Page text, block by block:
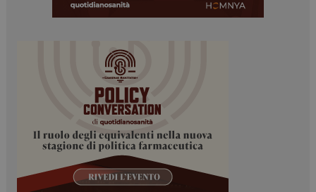
sito web abilitandone funzionalità di base quali la
navigazione sulle pagine e l'accesso alle aree
protette del sito. Il sito web non è in grado di
funzionare correttamente senza questi cookie.
NOME
FORNITORE / DOMINIO
.dailyhealthindustry.it